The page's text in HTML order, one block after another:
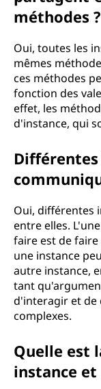
méthodes ?
Oui, toutes les
mêmes
ces méthodes
fonction des
effet, les
d'instance, qui
Oui, différentes
entre elles.
faire est de faire
une instance
autre instance,
tant
d'interagir et de
complexes.
Quelle est
instance